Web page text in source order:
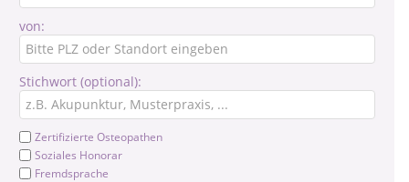
von:
Stichwort (optional):
Zertifizierte Osteopathen
Soziales Honorar
Fremdsprache